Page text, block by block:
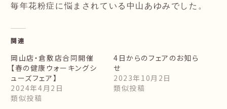
毎年花粉症に悩まされている中山あゆみでした。
関連
岡山店・倉敷店合同開催
【春の健康ウォーキングシ
ューズフェア】
2024年4月2日
類似投稿
4日からのフェアのお知ら
せ
2023年10月2日
類似投稿